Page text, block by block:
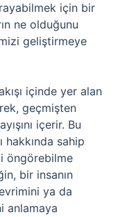
için bir
ne olduğunu
geliştirmeye
içinde yer alan
geçmişten
içerir. Bu
hakkında sahip
öngörebilme
bir insanın
ya da
anlamaya